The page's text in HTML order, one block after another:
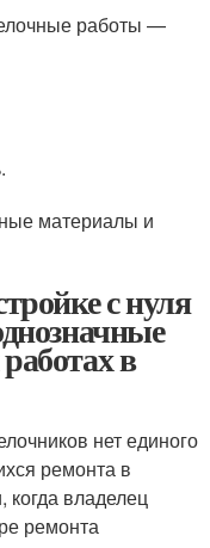
работы —
материалы и
с нуля
в
нет единого
ремонта в
когда владелец
ремонта